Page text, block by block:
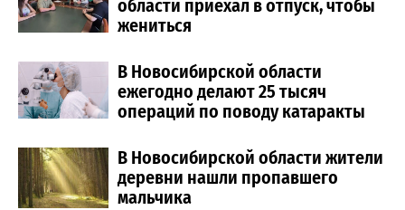
области приехал в отпуск, чтобы
жениться
В Новосибирской области
ежегодно делают 25 тысяч
операций по поводу катаракты
В Новосибирской области жители
деревни нашли пропавшего
мальчика